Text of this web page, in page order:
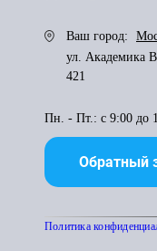
Ваш город:
ул. Академика
421
Пн. - Пт.: с 9:00 до
Обратный
Политика